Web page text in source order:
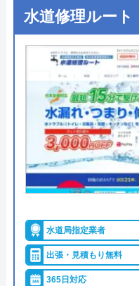
●定休日 年中
●出張見積もり 出張
●支払い方法
現金
カー
●累計実績 ―
●保証・保険 ３年
さんいん水道職
さんいん水道職人は
対応している業者で
水道修理ルート
水道局指定業者
出張・見積もり無料
365日対応